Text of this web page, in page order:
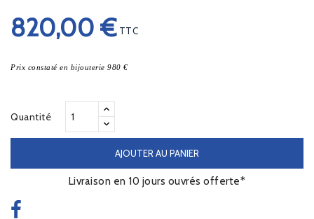
820,00 € TTC
Prix constaté en bijouterie 980 €
Quantité
AJOUTER AU PANIER
Livraison en 10 jours ouvrés offerte*